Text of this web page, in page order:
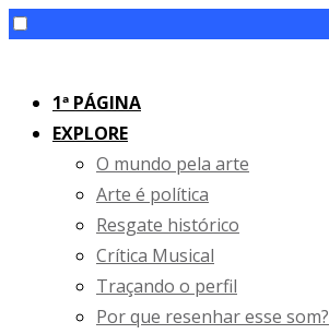
content1ª PÁGINA
EXPLORE
O mundo pela arte
Arte é política
Resgate histórico
Crítica Musical
Traçando o perfil
Por que resenhar esse som?